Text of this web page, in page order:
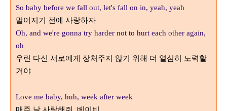
So baby before we fall out, let's fall on in, yeah, yeah
멀어지기 전에 사랑하자
Oh, and we're gonna try harder not to hurt each other again,
oh
우린 다신 서로에게 상처주지 않기 위해 더 열심히 노력할
거야
Love me baby, huh, week after week